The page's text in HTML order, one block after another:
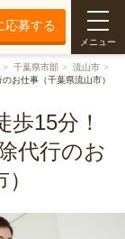
応募する
メニュー
千葉県市部
流山市
お仕事（千葉県流山市）
15分！
代行のお